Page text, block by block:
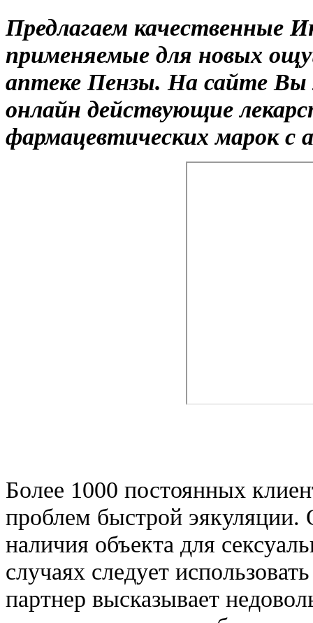
Предлагаем качественные
применяемые для новых
аптеке Пензы. На сайте
онлайн действующие
фармацевтических марок с
Более 1000 постоянных
проблем быстрой
наличия объекта для
случаях следует
партнер высказывает